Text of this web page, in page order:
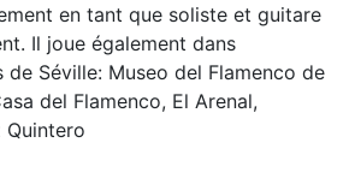
en tant que soliste et guitare
Il joue également dans
Séville: Museo del Flamenco de
del Flamenco, El Arenal,